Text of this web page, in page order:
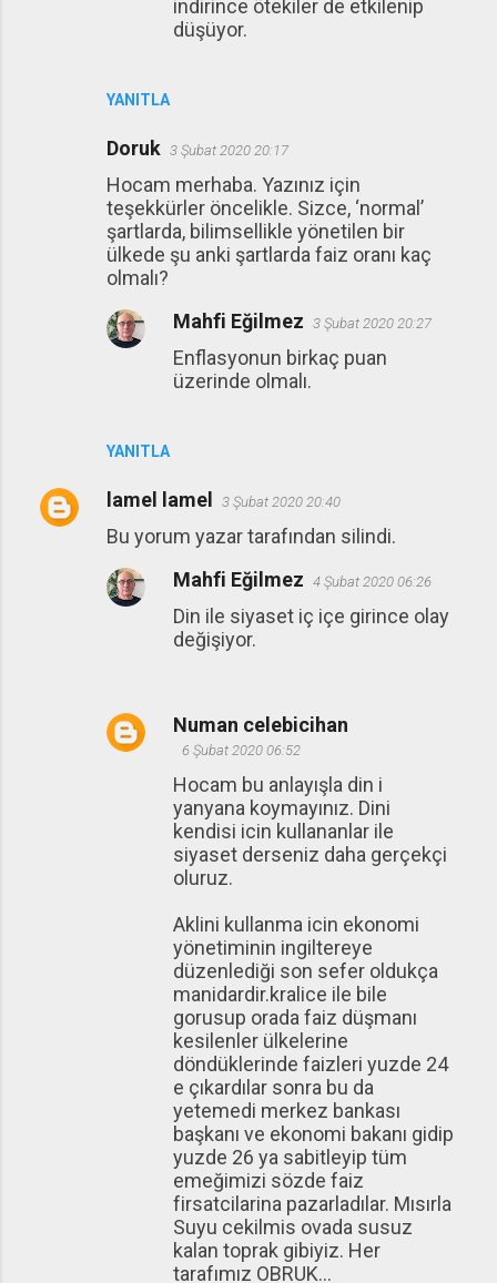
YANITLA
indirince ötekiler de etkilenip
düşüyor.
Doruk 3 Şubat 2020 20:17
Hocam merhaba. Yazınız için
teşekkürler öncelikle. Sizce, ‘normal’
şartlarda, bilimsellikle yönetilen bir
ülkede şu anki şartlarda faiz oranı kaç
olmalı?
YANITLA
Mahfi Eğilmez 3 Şubat 2020 20:27
Enflasyonun birkaç puan
üzerinde olmalı.
lamel lamel 3 Şubat 2020 20:40
Bu yorum yazar tarafından silindi.
Mahfi Eğilmez 4 Şubat 2020 06:26
Din ile siyaset iç içe girince olay
değişiyor.
Numan celebicihan
6 Şubat 2020 06:52
Hocam bu anlayışla din i
yanyana koymayınız. Dini
kendisi icin kullananlar ile
siyaset derseniz daha gerçekçi
oluruz.
Aklini kullanma icin ekonomi
yönetiminin ingiltereye
düzenlediği son sefer oldukça
manidardir.kralice ile bile
gorusup orada faiz düşmanı
kesilenler ülkelerine
döndüklerinde faizleri yuzde 24
e çıkardılar sonra bu da
yetemedi merkez bankası
başkanı ve ekonomi bakanı gidip
yuzde 26 ya sabitleyip tüm
emeğimizi sözde faiz
firsatcilarina pazarladılar. Mısırla
Suyu cekilmis ovada susuz
kalan toprak gibiyiz. Her
tarafımız OBRUK...